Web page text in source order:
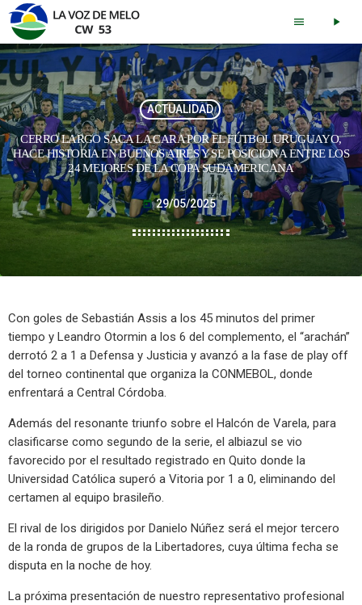
menu play_arrow
ACTUALIDAD
CERRO LARGO SACA LA CARA POR EL FÚTBOL URUGUAYO,
HACE HISTORIA EN BUENOS AIRES Y SE POSICIONA ENTRE LOS
24 MEJORES DE LA COPA SUDAMERICANA
today 29/05/2025
Con goles de Sebastián Assis a los 45 minutos del primer
tiempo y Leandro Otormin a los 6 del complemento, el “arachán”
derrotó 2 a 1 a Defensa y Justicia y avanzó a la fase de play off
del torneo continental que organiza la CONMEBOL, donde
enfrentará a Central Córdoba.
Además del resonante triunfo sobre el Halcón de Varela, para
clasificarse como segundo de la serie, el albiazul se vio
favorecido por el resultado registrado en Quito donde la
Universidad Católica superó a Vitoria por 1 a 0, eliminando del
certamen al equipo brasileño.
El rival de los dirigidos por Danielo Núñez será el mejor tercero
de la ronda de grupos de la Libertadores, cuya última fecha se
disputa en la noche de hoy.
La próxima presentación de nuestro representativo profesional